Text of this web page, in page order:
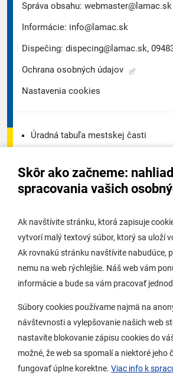
Skôr ako začneme:
spracovania vašich
Ak navštívite stránku, ktorá zapisuje
vytvorí malý textový súbor, ktorý sa uloží
Ak rovnakú stránku navštívite nabudúce,
nemu na web rýchlejšie. Náš web vám
informácie a bude sa vám pracovať
Súbory cookies používame najmä na
návštevnosti a vylepšovanie našich web
nastavíte blokovanie zápisu cookies do
možné, že web sa spomalí a niektoré jeho
fungovať úplne korektne. Viac info k
Správa obsahu: webmaster@lamac.sk
Informácie: info@lamac.sk
Dispečing: dispecing@lamac.sk,
Ochrana osobných údajov
Nastavenia cookies
Úradná tabuľa mestskej časti
Úradná tabuľa stavebného úradu
Potrebujem vybaviť
Samospráva
O Lamači
Mobilná aplikácia